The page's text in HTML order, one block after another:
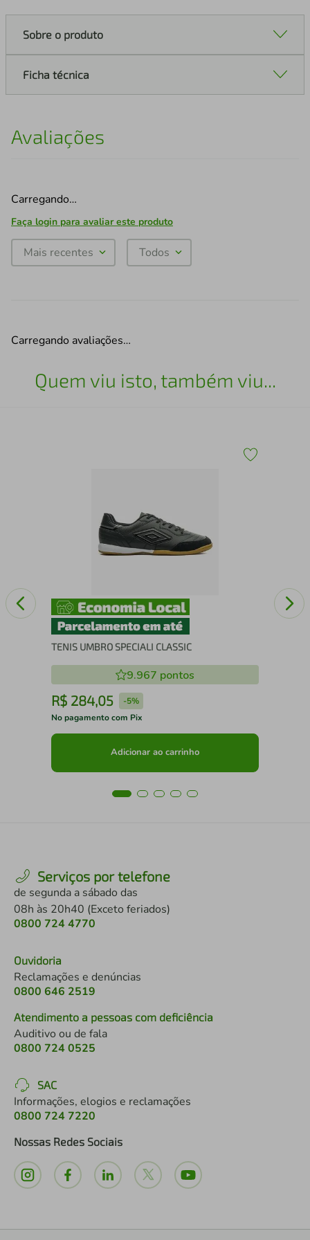
Sobre o produto
Ficha técnica
Avaliações
Carregando…
Faça login para avaliar este produto
Mais recentes Todos
Carregando avaliações…
Quem viu isto, também viu...
TENIS UMBRO SPECIALI CLASSIC
9.967 pontos
R$ 284,05 -5%
No pagamento com Pix
Adicionar ao carrinho
Serviços por telefone
de segunda a sábado das
08h às 20h40 (Exceto feriados)
0800 724 4770
Ouvidoria
Reclamações e denúncias
0800 646 2519
Atendimento a pessoas com deficiência
Auditivo ou de fala
0800 724 0525
SAC
Informações, elogios e reclamações
0800 724 7220
Nossas Redes Sociais